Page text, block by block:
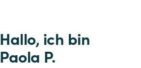
Hallo, ich bin
Paola P.